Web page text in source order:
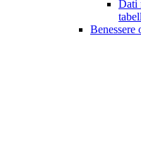
Dati
Benessere